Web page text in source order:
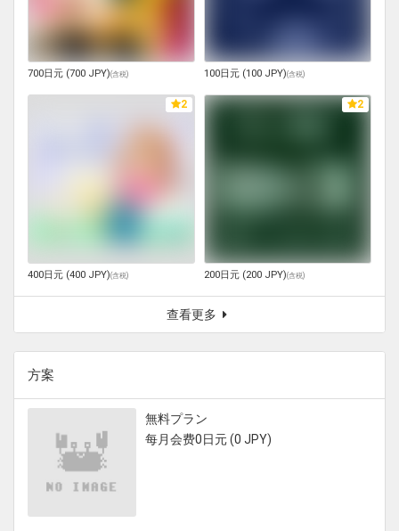
700日元 (700 JPY)(含税) 100日元 (100 JPY)(含税)
2
400日元 (400 JPY)(含税)
2
200日元 (200 JPY)(含税)
查看更多
方案
無料プラン
每月会费0日元 (0 JPY)